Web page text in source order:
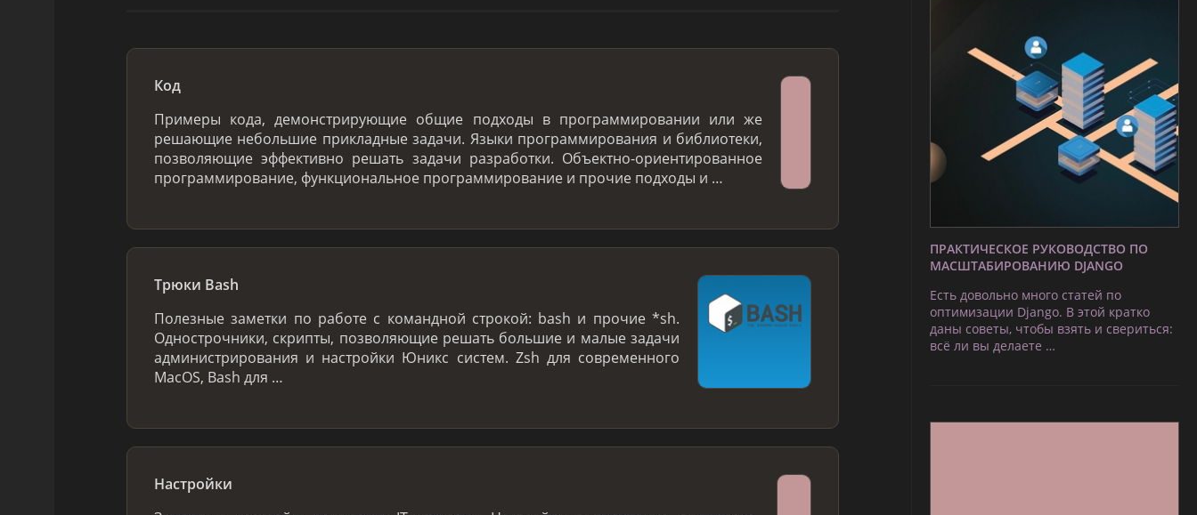
Код
Примеры кода, демонстрирующие общие подходы в программировании или же
решающие небольшие прикладные задачи. Языки программирования и библиотеки,
позволяющие эффективно решать задачи разработки. Объектно-ориентированное
программирование, функциональное программирование и прочие подходы и …
Трюки Bash
Полезные заметки по работе с командной строкой: bash и прочие *sh.
Однострочники, скрипты, позволяющие решать большие и малые задачи
администрирования и настройки Юникс систем. Zsh для современного
MacOS, Bash для …
Настройки
ПРАКТИЧЕСКОЕ РУКОВОДСТВО ПО
МАСШТАБИРОВАНИЮ DJANGO
Есть довольно много статей по
оптимизации Django. В этой кратко
даны советы, чтобы взять и свериться:
всё ли вы делаете …